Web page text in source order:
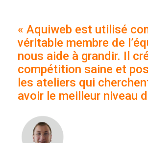
« Aquiweb est utilisé
véritable membre de
nous aide à grandir. Il
compétition saine et
les ateliers qui
avoir le meilleur niveau